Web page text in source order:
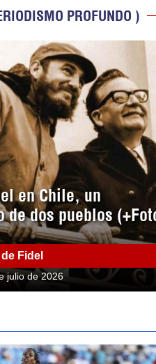
PROFUNDO )
en Chile, un
de dos pueblos
Fidel
julio de 2026